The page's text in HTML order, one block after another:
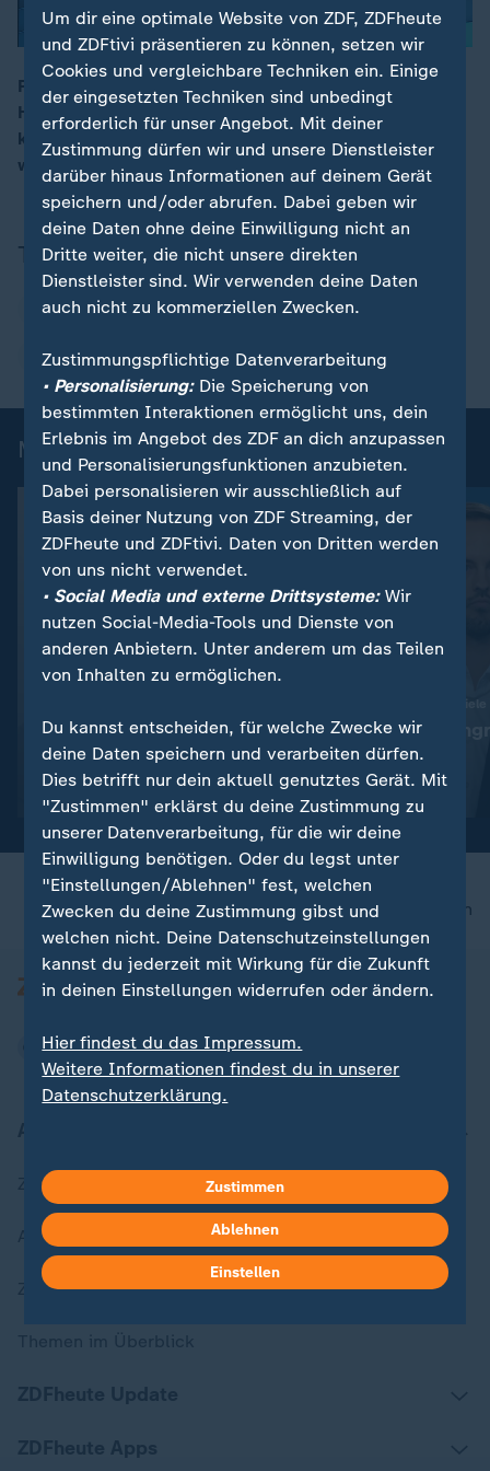
00:17
Peking wolle Russland zeigen, dass es am längeren
Hebel sitzt, sagt China-Expertin Seiwert. Wenn es um
konkrete Zusammenarbeit gehe, sei dieses Treffen
wenig erfolgreich gewesen.
Themen
Wladimir Putin Xi Jinping Russland
China
Mehr aus ZDFheute live
"Das ist die Champions-
League der Technologie"
Video19:01
Ukraine trifft neue Ziele
"Deutlicher
Alltag"
Video5:04
nach oben
Zuletzt veröffentlicht
Aktuelle Sendungs-Videos
ZDFheute Stories
Um dir eine optimale Website von ZDF, ZDFheute
und ZDFtivi präsentieren zu können, setzen wir
Cookies und vergleichbare Techniken ein. Einige
der eingesetzten Techniken sind unbedingt
erforderlich für unser Angebot. Mit deiner
Zustimmung dürfen wir und unsere Dienstleister
darüber hinaus Informationen auf deinem Gerät
speichern und/oder abrufen. Dabei geben wir
deine Daten ohne deine Einwilligung nicht an
Dritte weiter, die nicht unsere direkten
Dienstleister sind. Wir verwenden deine Daten
auch nicht zu kommerziellen Zwecken.
Zustimmungspflichtige Datenverarbeitung
• Personalisierung:Die Speicherung von
bestimmten Interaktionen ermöglicht uns, dein
Erlebnis im Angebot des ZDF an dich anzupassen
und Personalisierungsfunktionen anzubieten.
Dabei personalisieren wir ausschließlich auf
Basis deiner Nutzung von ZDF Streaming, der
ZDFheute und ZDFtivi. Daten von Dritten werden
von uns nicht verwendet.
• Social Media und externe Drittsysteme:Wir
nutzen Social-Media-Tools und Dienste von
anderen Anbietern. Unter anderem um das Teilen
von Inhalten zu ermöglichen.
Du kannst entscheiden, für welche Zwecke wir
deine Daten speichern und verarbeiten dürfen.
Dies betrifft nur dein aktuell genutztes Gerät. Mit
"Zustimmen" erklärst du deine Zustimmung zu
unserer Datenverarbeitung, für die wir deine
Einwilligung benötigen. Oder du legst unter
"Einstellungen/Ablehnen" fest, welchen
Zwecken du deine Zustimmung gibst und
welchen nicht. Deine Datenschutzeinstellungen
kannst du jederzeit mit Wirkung für die Zukunft
in deinen Einstellungen widerrufen oder ändern.
Hier findest du das Impressum.
Weitere Informationen findest du in unserer
Datenschutzerklärung.
Zustimmen
Ablehnen
Einstellen